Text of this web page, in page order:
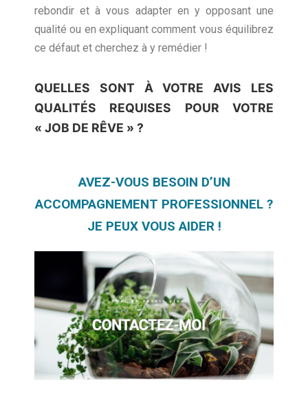
rebondir et à vous adapter en y opposant une
qualité ou en expliquant comment vous équilibrez
ce défaut et cherchez à y remédier !
QUELLES SONT À VOTRE AVIS LES
QUALITÉS REQUISES POUR VOTRE
« JOB DE RÊVE » ?
AVEZ-VOUS BESOIN D’UN
ACCOMPAGNEMENT PROFESSIONNEL ?
JE PEUX VOUS AIDER !